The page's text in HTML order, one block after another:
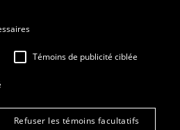
générales d'utilisation
Témoins de publicité ciblée
Refuser les témoins facultatifs